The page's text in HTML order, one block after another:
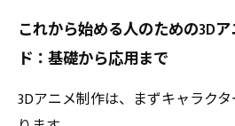
これから始める人のための3D
ド：基礎から応用まで
3Dアニメ制作は、まずキャラク